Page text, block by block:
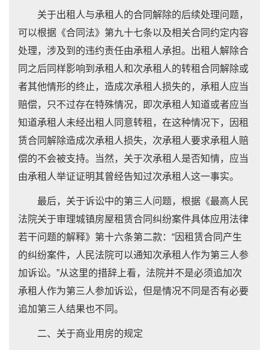
关于出租人与承租人的合同解除的后续处理问题，
可以根据《合同法》第九十七条以及相关合同约定内容
处理，涉及到的违约责任由承租人承担。出租人解除合
同之后同样影响到承租人和次承租人的转租合同解除或
者其他情形的终止，造成次承租人损失的，承租人应当
赔偿，只不过存在特殊情况，即次承租人知道或者应当
知道承租人未经出租人同意转租，在这种情况下，因租
赁合同解除造成次承租人损失，次承租人要求承租人赔
偿的不会被支持。当然，关于次承租人是否知情，应当
由承租人举证证明其曾经告知过次承租人这一事实。
最后，关于诉讼中的第三人问题，根据《最高人民
法院关于审理城镇房屋租赁合同纠纷案件具体应用法律
若干问题的解释》第十六条第二款：“因租赁合同产生
的纠纷案件，人民法院可以通知次承租人作为第三人参
加诉讼。”从这里的措辞上看，法院并不是必须追加次
承租人作为第三人参加诉讼，但是情况不同是否有必要
追加第三人结果也不同。
二、关于商业用房的规定